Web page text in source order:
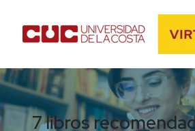
7 libros